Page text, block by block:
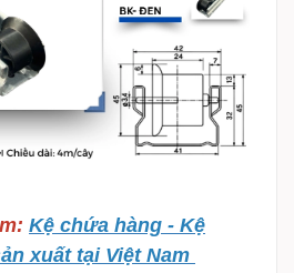
: Kệ chứa hàng - Kệ
xuất tại Việt Nam